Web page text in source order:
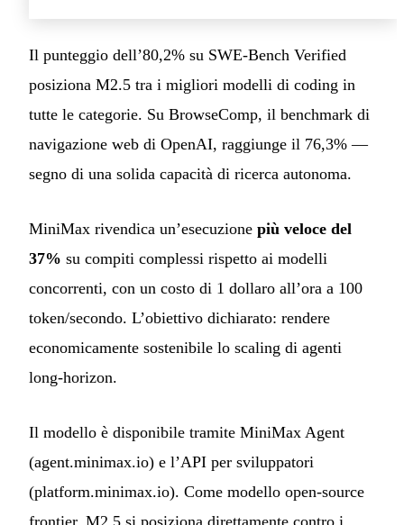
Il punteggio dell’80,2% su SWE-Bench Verified
posiziona M2.5 tra i migliori modelli di coding in
tutte le categorie. Su BrowseComp, il benchmark di
navigazione web di OpenAI, raggiunge il 76,3% —
segno di una solida capacità di ricerca autonoma.
MiniMax rivendica un’esecuzione più veloce del
37% su compiti complessi rispetto ai modelli
concorrenti, con un costo di 1 dollaro all’ora a 100
token/secondo. L’obiettivo dichiarato: rendere
economicamente sostenibile lo scaling di agenti
long-horizon.
Il modello è disponibile tramite MiniMax Agent
(agent.minimax.io) e l’API per sviluppatori
(platform.minimax.io). Come modello open-source